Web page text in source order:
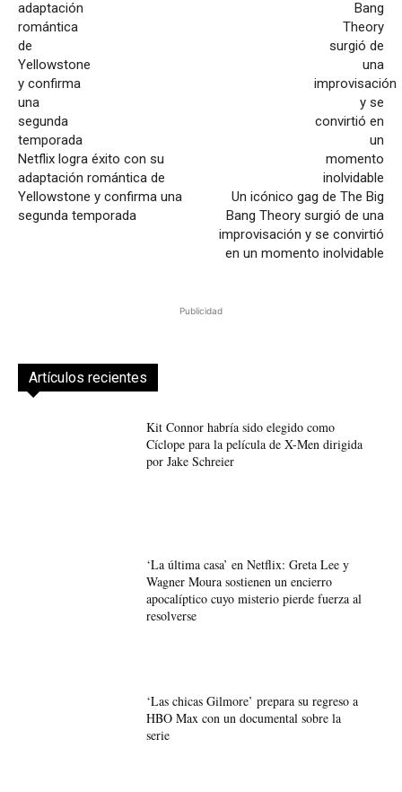
Netflix logra éxito con su
adaptación romántica de
Yellowstone y confirma una
segunda temporada
Un icónico gag de The Big
Bang Theory surgió de una
improvisación y se convirtió
en un momento inolvidable
Publicidad
Artículos recientes
Kit Connor habría sido elegido como
Cíclope para la película de X-Men dirigida
por Jake Schreier
‘La última casa’ en Netflix: Greta Lee y
Wagner Moura sostienen un encierro
apocalíptico cuyo misterio pierde fuerza al
resolverse
‘Las chicas Gilmore’ prepara su regreso a
HBO Max con un documental sobre la
serie